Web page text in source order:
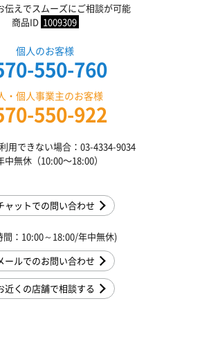
伝えでスムーズにご相談が可能
商品ID 1009309
個人のお客様
550-760
・個人事業主のお客様
550-922
用できない場合：03-4334-9034
無休（10:00〜18:00）
ャットでの問い合わせ
間：10:00～18:00/年中無休)
ールでのお問い合わせ
近くの店舗で相談する